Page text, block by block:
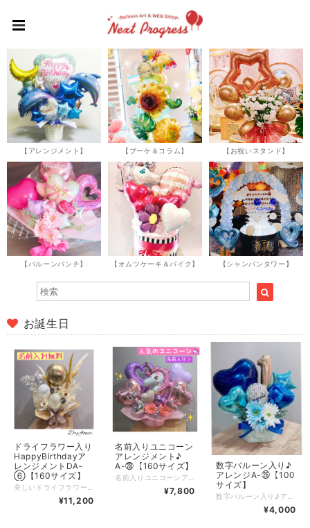
【アレンジメント】 【ブーケ＆コラム】 【お祝いスタンド】
【バルーンバンチ】 【オムツケーキ＆バイク】 【シャンパンタワー】
お誕生日
ドライフラワー入り
HappyBirthdayア
レンジメントDA‐
⑥【160サイズ】
¥11,200
名前入りユニコーン
アレンジメント♪
A-㉘【160サイズ】
¥7,800
数字バルーン入り♪
アレンジA-㉖【100
サイズ】
¥4,000